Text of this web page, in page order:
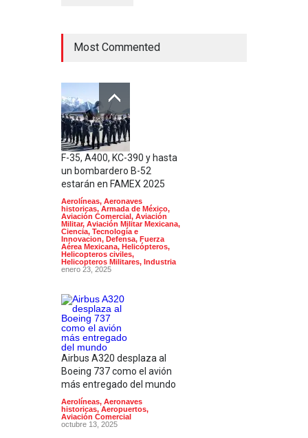
Most Commented
F-35, A400, KC-390 y hasta
un bombardero B-52
estarán en FAMEX 2025
Aerolíneas, Aeronaves
historicas, Armada de México,
Aviación Comercial, Aviación
Militar, Aviación Militar Mexicana,
Ciencia, Tecnología e
Innovacion, Defensa, Fuerza
Aérea Mexicana, Helicópteros,
Helicopteros civiles,
Helicopteros Militares, Industria
enero 23, 2025
Airbus A320 desplaza al
Boeing 737 como el avión
más entregado del mundo
Aerolíneas, Aeronaves
historicas, Aeropuertos,
Aviación Comercial
octubre 13, 2025